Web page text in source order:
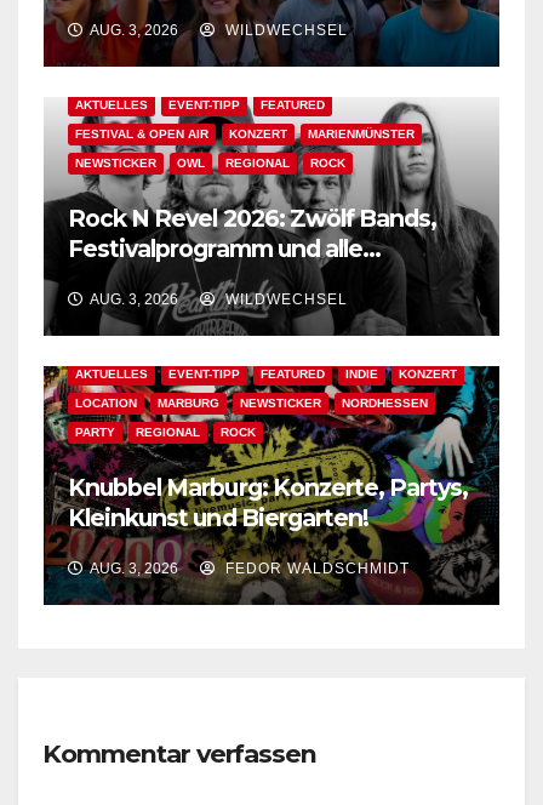
Open Airs in OWL & Nordhessen? –
Der Ww-Festival-Planer!
AUG. 3, 2026 WILDWECHSEL
AKTUELLES EVENT-TIPP FEATURED
FESTIVAL & OPEN AIR KONZERT MARIENMÜNSTER
NEWSTICKER OWL REGIONAL ROCK
Rock N Revel 2026: Zwölf Bands,
Festivalprogramm und alle
wichtigen Informationen!
AUG. 3, 2026 WILDWECHSEL
AKTUELLES EVENT-TIPP FEATURED INDIE KONZERT
LOCATION MARBURG NEWSTICKER NORDHESSEN
PARTY REGIONAL ROCK
Knubbel Marburg: Konzerte, Partys,
Kleinkunst und Biergarten!
AUG. 3, 2026 FEDOR WALDSCHMIDT